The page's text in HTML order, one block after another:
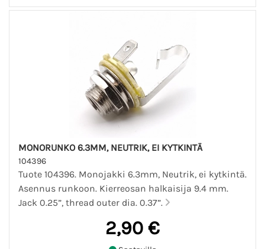
MONORUNKO 6.3MM, NEUTRIK, EI KYTKINTÄ
104396
Tuote 104396. Monojakki 6.3mm, Neutrik, ei kytkintä.
Asennus runkoon. Kierreosan halkaisija 9.4 mm.
Jack 0.25”, thread outer dia. 0.37”.
2,90 €